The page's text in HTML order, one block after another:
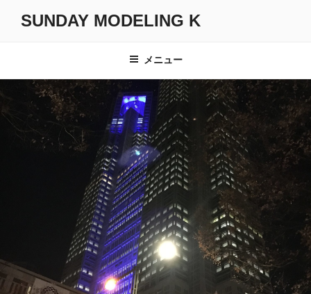
キ
SUNDAY MODELING K
メニュー